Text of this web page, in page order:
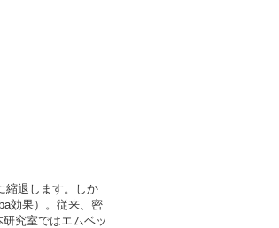
縮退します。しか
効果）。従来、密
究室ではエムベッ